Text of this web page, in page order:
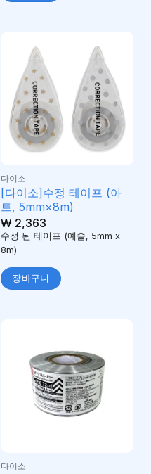
다이소
[다이소]수정 테이프 (아
트, 5mm×8m)
₩2,363
수정 된 테이프 (예술, 5mm x
8m)
장바구니
다이소